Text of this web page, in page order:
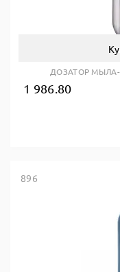
ДОЗАТОР
1 986.80
896